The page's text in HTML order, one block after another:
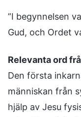
”I begynnelsen
Gud, och Ordet
Relevanta ord
Den första
människan från
hjälp av Jesu